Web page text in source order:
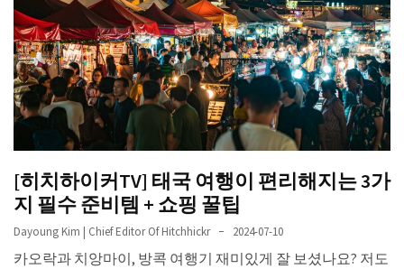
[히치하이커TV] 태국 여행이 편리해지는 3가
지 필수 준비템 + 쇼핑 꿀팁
Dayoung Kim | Chief Editor Of Hitchhickr 2024-07-10
카오락과 치앙마이, 방콕 여행기 재미있게 잘 보셨나요? 저도